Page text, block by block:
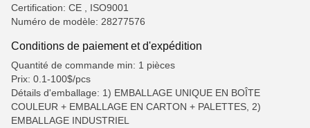
Certification: CE , ISO9001
Numéro de modèle: 28277576
Conditions de paiement et d'expédition
Quantité de commande min: 1 pièces
Prix: 0.1-100$/pcs
Détails d'emballage: 1) EMBALLAGE UNIQUE EN BOÎTE
COULEUR + EMBALLAGE EN CARTON + PALETTES, 2)
EMBALLAGE INDUSTRIEL